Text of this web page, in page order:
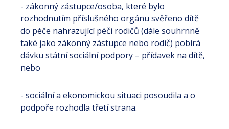
- zákonný zástupce/osoba, které bylo
rozhodnutím příslušného orgánu svěřeno dítě
do péče nahrazující péči rodičů (dále souhrnně
také jako zákonný zástupce nebo rodič) pobírá
dávku státní sociální podpory – přídavek na dítě,
nebo
- sociální a ekonomickou situaci posoudila a o
podpoře rozhodla třetí strana.